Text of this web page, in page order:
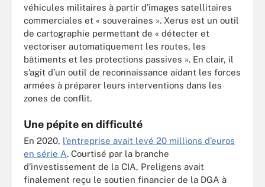
véhicules militaires à partir d’images satellitaires
commerciales et « souveraines ». Xerus est un outil
de cartographie permettant de « détecter et
vectoriser automatiquement les routes, les
bâtiments et les protections passives ». En clair, il
s’agit d’un outil de reconnaissance aidant les forces
armées à préparer leurs interventions dans les
zones de conflit.
Une pépite en difficulté
En 2020, l’entreprise avait levé 20 millions d’euros
en série A. Courtisé par la branche
d’investissement de la CIA, Preligens avait
finalement reçu le soutien financier de la DGA à